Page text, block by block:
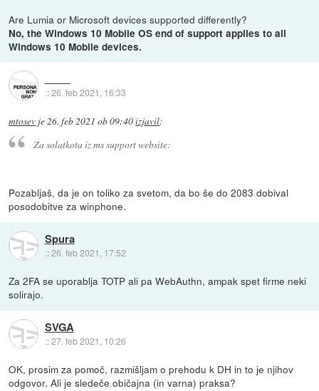
Are Lumia or Microsoft devices supported differently?
No, the Windows 10 Mobile OS end of support applies to all
Windows 10 Mobile devices.
::26. feb 2021, 16:33
mtosev je26. feb 2021 ob 09:40izjavil:
Za solatkota iz ms support website:
Pozabljaš, da je on toliko za svetom, da bo še do 2083 dobival
posodobitve za winphone.
Spura
::26. feb 2021, 17:52
Za 2FA se uporablja TOTP ali pa WebAuthn, ampak spet firme neki
solirajo.
SVGA
::27. feb 2021, 10:26
OK, prosim za pomoč, razmišljam o prehodu k DH in to je njihov
odgovor. Ali je sledeče običajna (in varna) praksa?